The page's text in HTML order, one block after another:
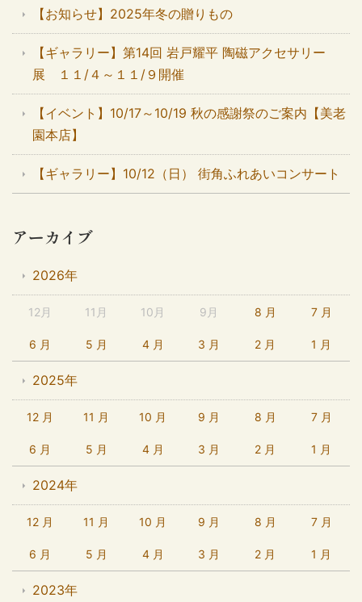
【お知らせ】2025年冬の贈りもの
【ギャラリー】第14回 岩戸耀平 陶磁アクセサリー
展 １１/４～１１/９開催
【イベント】10/17～10/19 秋の感謝祭のご案内【美老
園本店】
【ギャラリー】10/12（日） 街角ふれあいコンサート
アーカイブ
2026年
12月 11月 10月 9月 8 月 7 月
6 月 5 月 4 月 3 月 2 月 1 月
2025年
12 月 11 月 10 月 9 月 8 月 7 月
6 月 5 月 4 月 3 月 2 月 1 月
2024年
12 月 11 月 10 月 9 月 8 月 7 月
6 月 5 月 4 月 3 月 2 月 1 月
2023年